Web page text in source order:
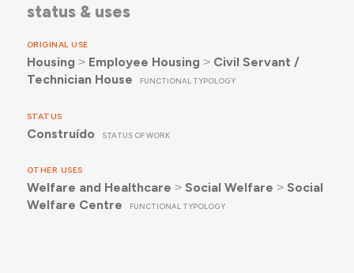
status & uses
ORIGINAL USE
Housing ˃ Employee Housing ˃ Civil Servant /
Technician House
FUNCTIONAL TYPOLOGY
STATUS
Construído STATUS OF WORK
OTHER USES
Welfare and Healthcare ˃ Social Welfare ˃ Social
Welfare Centre
FUNCTIONAL TYPOLOGY